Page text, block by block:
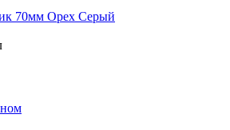
70мм Орех Серый